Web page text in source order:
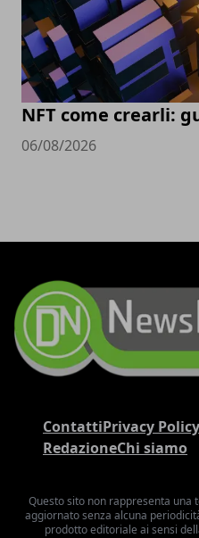
NFT come crearli:
06/08/2026
ContattiPrivacy Policy
RedazioneChi siamo
Questo sito non rappresenta una
aggiornato senza alcuna
prodotto editoriale ai sensi